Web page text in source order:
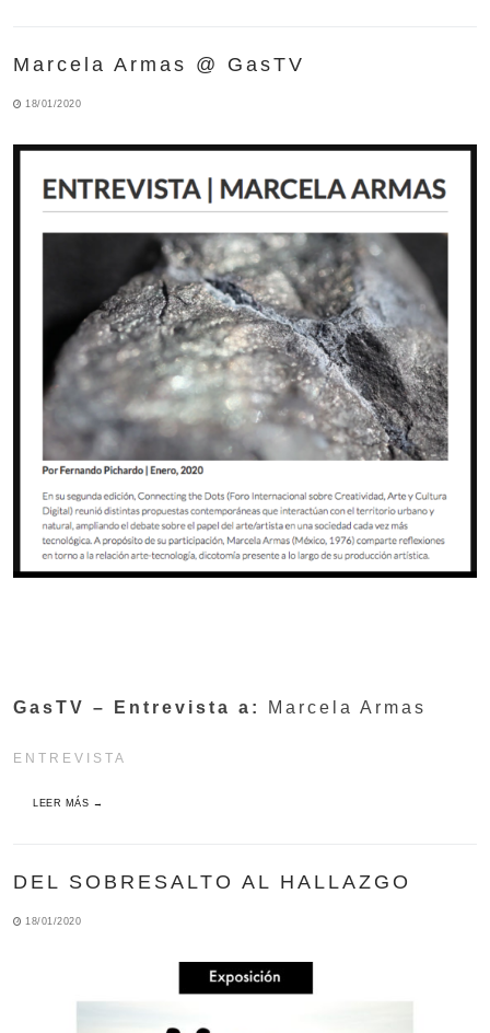
Marcela Armas @ GasTV
18/01/2020
GasTV – Entrevista a: Marcela Armas
ENTREVISTA
LEER MÁS →
DEL SOBRESALTO AL HALLAZGO
18/01/2020